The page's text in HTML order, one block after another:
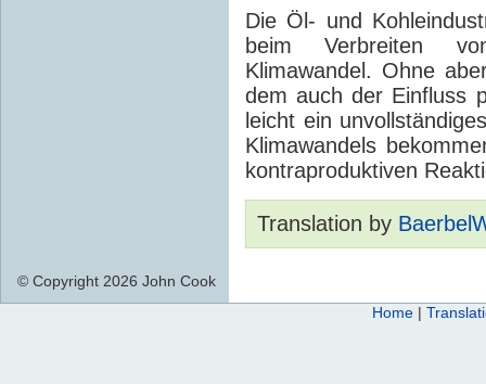
Die Öl- und
beim Verbreiten
Klimawandel. Ohne
dem auch der Einfluss
leicht ein
Klimawandels
kontraproduktiven
Translation by
© Copyright 2026 John Cook
Home |